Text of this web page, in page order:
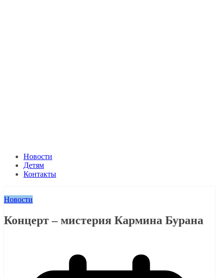
Новости
Детям
Контакты
Новости
Концерт – мистерия Кармина Бурана